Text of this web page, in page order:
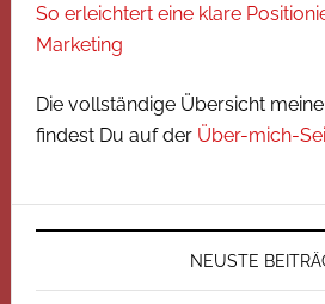
So erleichtert eine klare
Marketing
Die vollständige Übersicht
findest Du auf der Über-mich-
NEUSTE